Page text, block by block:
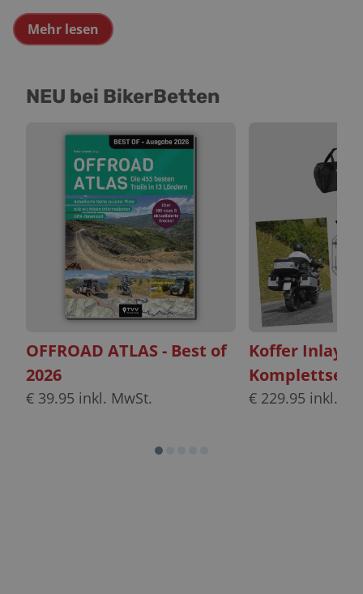
Mehr lesen
NEU bei BikerBetten
OFFROAD ATLAS - Best of
2026
€ 39.95 inkl. MwSt.
Koffer
Komplettset
€ 229.95 inkl.